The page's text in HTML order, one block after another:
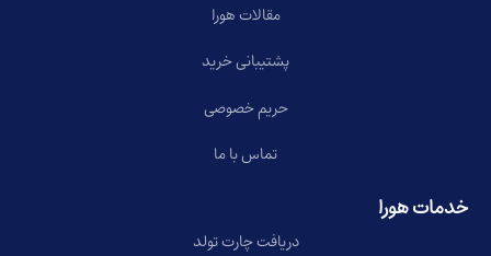
مقالات هورا
پشتیبانی خرید
حریم خصوصی
تماس با ما
خدمات هورا
دریافت چارت تولد